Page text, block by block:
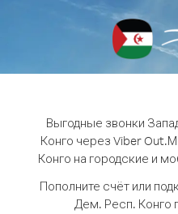
Выгодные звонки
Конго через Viber Out.
Конго на городские и
Пополните счёт или
Дем. Респ. Конго